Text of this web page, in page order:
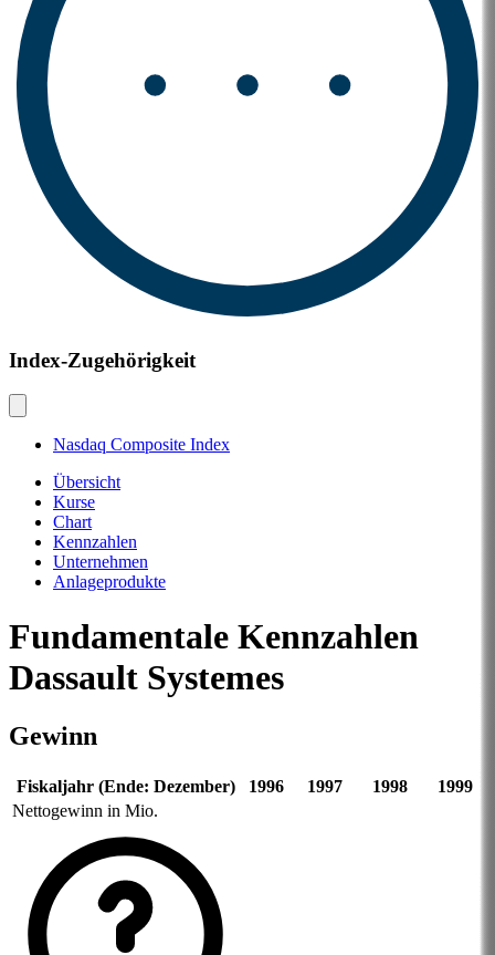
Index-Zugehörigkeit
Nasdaq Composite Index
Übersicht
Kurse
Chart
Kennzahlen
Unternehmen
Anlageprodukte
Fundamentale Kennzahlen
Dassault Systemes
Gewinn
Fiskaljahr (Ende: Dezember) 1996 1997 1998
1999
Nettogewinn in Mio.